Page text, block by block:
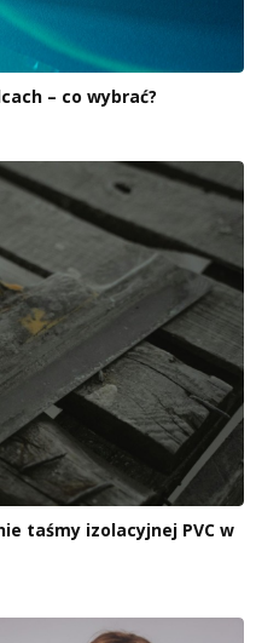
– co wybrać?
taśmy izolacyjnej PVC w